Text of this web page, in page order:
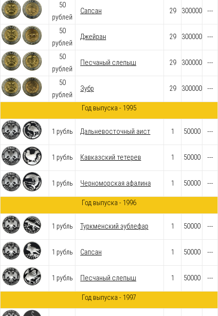
50
рублей
Сапсан 29 300000 ---
50
рублей
Джейран 29 300000 ---
50
рублей
Песчаный слепыш 29 300000 ---
50
рублей
Зубр 29 300000 ---
Год выпуска - 1995
1 рубль Дальневосточный аист 1 50000 ---
1 рубль Кавказский тетерев 1 50000 ---
1 рубль Черноморская афалина 1 50000 ---
Год выпуска - 1996
1 рубль Туркменский эублефар 1 50000 ---
1 рубль Сапсан 1 50000 ---
1 рубль Песчаный слепыш 1 50000 ---
Год выпуска - 1997